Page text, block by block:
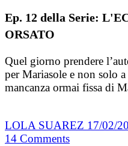
Ep. 12 della Serie:
ORSATO
Quel giorno prendere
per Mariasole e non solo
mancanza ormai fissa di
LOLA SUAREZ 17/02/
14 Comments